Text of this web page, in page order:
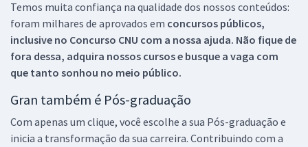
Temos muita confiança na qualidade dos nossos conteúdos:
foram milhares de aprovados em concursos públicos,
inclusive no Concurso CNU com a nossa ajuda. Não fique de
fora dessa, adquira nossos cursos e busque a vaga com
que tanto sonhou no meio público.
Gran também é Pós-graduação
Com apenas um clique, você escolhe a sua Pós-graduação e
inicia a transformação da sua carreira. Contribuindo com a